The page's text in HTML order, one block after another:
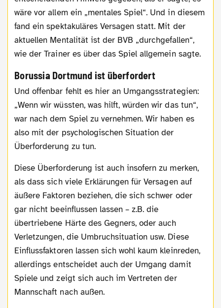
wäre vor allem ein „mentales Spiel“. Und in diesem
fand ein spektakuläres Versagen statt. Mit der
aktuellen Mentalität ist der BVB „durchgefallen“,
wie der Trainer es über das Spiel allgemein sagte.
Borussia Dortmund ist überfordert
Und offenbar fehlt es hier an Umgangsstrategien:
„Wenn wir wüssten, was hilft, würden wir das tun“,
war nach dem Spiel zu vernehmen. Wir haben es
also mit der psychologischen Situation der
Überforderung zu tun.
Diese Überforderung ist auch insofern zu merken,
als dass sich viele Erklärungen für Versagen auf
äußere Faktoren beziehen, die sich schwer oder
gar nicht beeinflussen lassen – z.B. die
übertriebene Härte des Gegners, oder auch
Verletzungen, die Umbruchsituation usw. Diese
Einflussfaktoren lassen sich wohl kaum kleinreden,
allerdings entscheidet auch der Umgang damit
Spiele und zeigt sich auch im Vertreten der
Mannschaft nach außen.